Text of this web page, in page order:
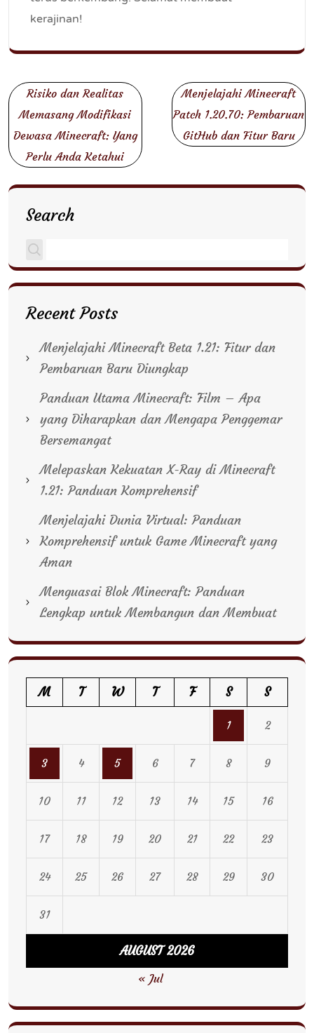
kerajinan!
Post
navigation
Risiko dan Realitas
Memasang Modifikasi
Dewasa Minecraft: Yang
Perlu Anda Ketahui
Menjelajahi Minecraft
Patch 1.20.70: Pembaruan
GitHub dan Fitur Baru
Search
Recent Posts
Menjelajahi Minecraft Beta 1.21: Fitur dan
Pembaruan Baru Diungkap
Panduan Utama Minecraft: Film – Apa
yang Diharapkan dan Mengapa Penggemar
Bersemangat
Melepaskan Kekuatan X-Ray di Minecraft
1.21: Panduan Komprehensif
Menjelajahi Dunia Virtual: Panduan
Komprehensif untuk Game Minecraft yang
Aman
Menguasai Blok Minecraft: Panduan
Lengkap untuk Membangun dan Membuat
AUGUST 2026
M T W T F S S
1 2
3 4 5 6 7 8 9
10 11 12 13 14 15 16
17 18 19 20 21 22 23
24 25 26 27 28 29 30
31
« Jul